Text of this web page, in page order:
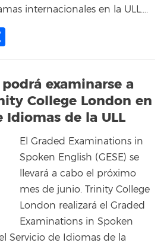
internacionales en la ULL….
examinarse a
College London en
Idiomas de la ULL
El Graded Examinations in
Spoken English (GESE) se
llevará a cabo el próximo
mes de junio. Trinity College
London realizará el Graded
Examinations in Spoken
Servicio de Idiomas de la